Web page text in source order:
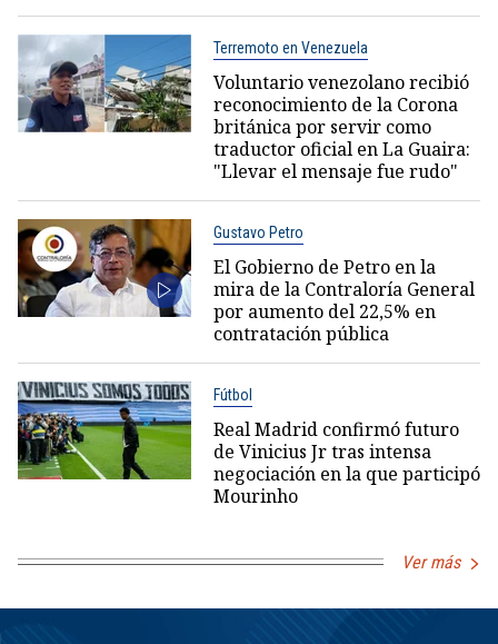
Terremoto en Venezuela
Voluntario venezolano recibió
reconocimiento de la Corona
británica por servir como
traductor oficial en La Guaira:
"Llevar el mensaje fue rudo"
Gustavo Petro
El Gobierno de Petro en la
mira de la Contraloría General
por aumento del 22,5% en
contratación pública
Fútbol
Real Madrid confirmó futuro
de Vinicius Jr tras intensa
negociación en la que participó
Mourinho
Ver más